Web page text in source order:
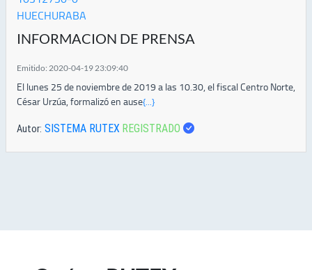
HUECHURABA
INFORMACION DE PRENSA
Emitido: 2020-04-19 23:09:40
El lunes 25 de noviembre de 2019 a las 10.30, el fiscal Centro Norte,
César Urzúa, formalizó en ause{...}
Autor: SISTEMA RUTEX REGISTRADO